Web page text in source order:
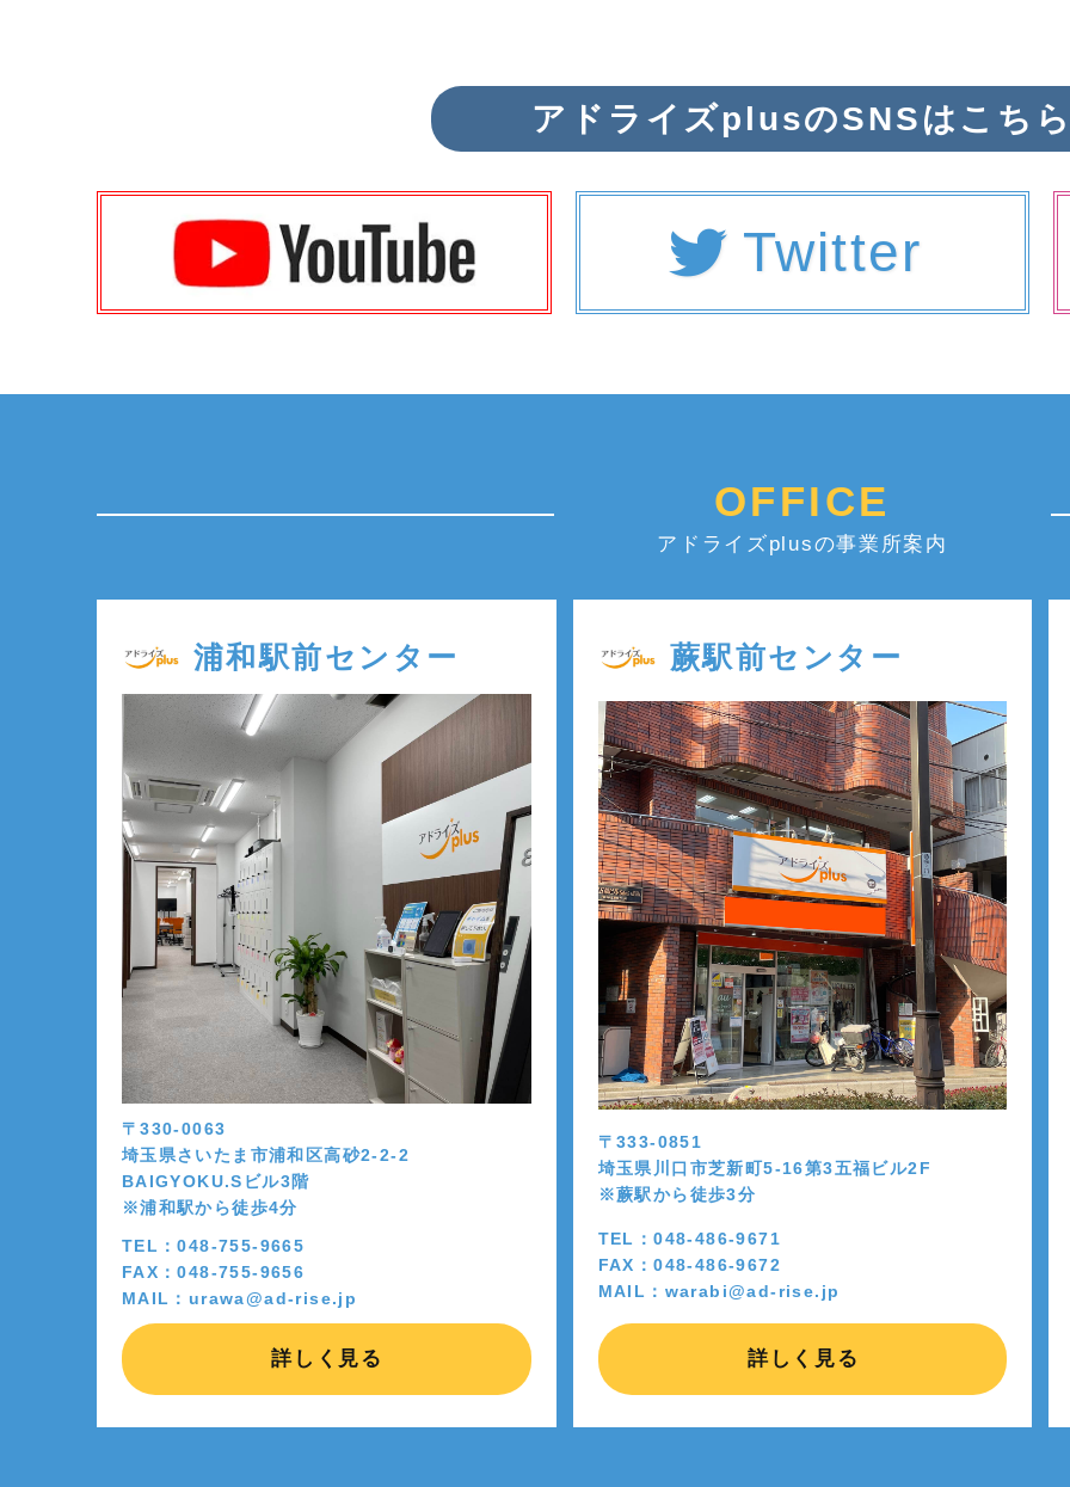
アドライズplusのSNSはこち
Twitter
OFFICE
アドライズplusの事業所案内
浦和駅前センター
〒330-0063
埼玉県さいたま市浦和区高砂2-2-2
BAIGYOKU.Sビル3階
※浦和駅から徒歩4分
TEL：048-755-9665
FAX：048-755-9656
MAIL：urawa@ad-rise.jp
詳しく見る
蕨駅前センター
〒333-0851
埼玉県川口市芝新町5-16第3五福ビル2F
※蕨駅から徒歩3分
TEL：048-486-9671
FAX：048-486-9672
MAIL：warabi@ad-rise.jp
詳しく見る